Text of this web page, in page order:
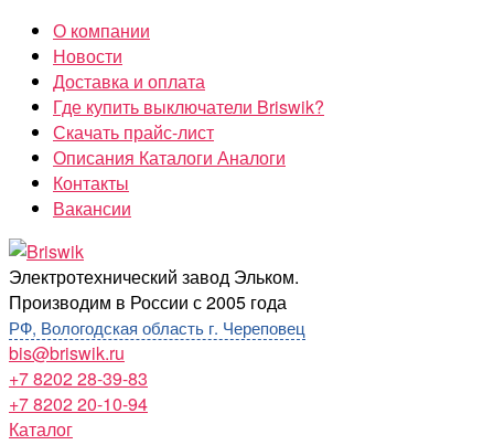
Перейти
содержимому
О компании
Новости
Доставка и оплата
Где купить выключатели Briswik?
Скачать прайс-лист
Описания Каталоги Аналоги
Контакты
Вакансии
Briswik
Электротехнический завод Эльком.
Производим в России с 2005 года
РФ, Вологодская область г. Череповец
bis@briswik.ru
+7 8202 28-39-83
+7 8202 20-10-94
Каталог